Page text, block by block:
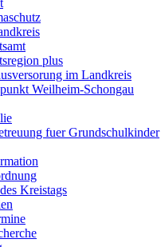
plus
im Landkreis
Weilheim-Schongau
fuer Grundschulkinder
Kreistags